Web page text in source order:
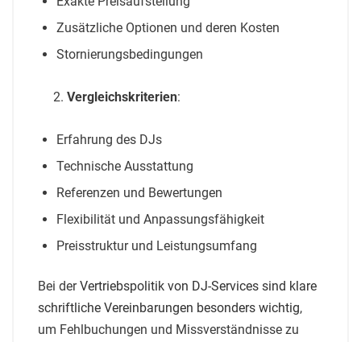
Zusätzliche Optionen und deren Kosten
Stornierungsbedingungen
Vergleichskriterien:
Erfahrung des DJs
Technische Ausstattung
Referenzen und Bewertungen
Flexibilität und Anpassungsfähigkeit
Preisstruktur und Leistungsumfang
Bei derVertriebspolitik von DJ-Services sind klare
schriftliche Vereinbarungen besonders wichtig,
um Fehlbuchungen und Missverständnisse zu